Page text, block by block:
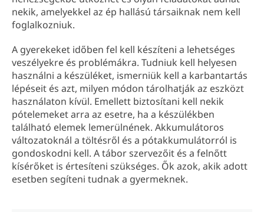
nekik, amelyekkel az ép hallású társaiknak nem kell
foglalkozniuk.
A gyerekeket időben fel kell készíteni a lehetséges
veszélyekre és problémákra. Tudniuk kell helyesen
használni a készüléket, ismerniük kell a karbantartás
lépéseit és azt, milyen módon tárolhatják az eszközt
használaton kívül. Emellett biztosítani kell nekik
pótelemeket arra az esetre, ha a készülékben
található elemek lemerülnének. Akkumulátoros
változatoknál a töltésről és a pótakkumulátorról is
gondoskodni kell. A tábor szervezőit és a felnőtt
kísérőket is értesíteni szükséges. Ők azok, akik adott
esetben segíteni tudnak a gyermeknek.